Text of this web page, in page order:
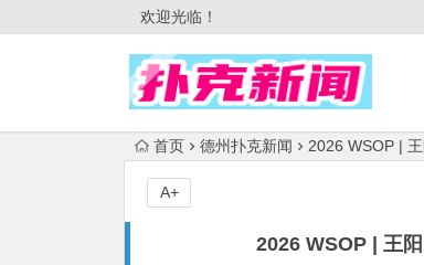
欢迎光临！
首页 德州扑克新闻 2026 WSOP |
2026 WSOP | 王
A+